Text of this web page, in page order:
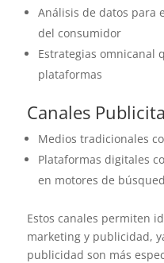
Análisis de datos para
del consumidor
Estrategias omnicanal
plataformas
Canales
Medios tradicionales
Plataformas digitales
en motores de
Estos canales permiten
marketing y publicidad,
publicidad son más